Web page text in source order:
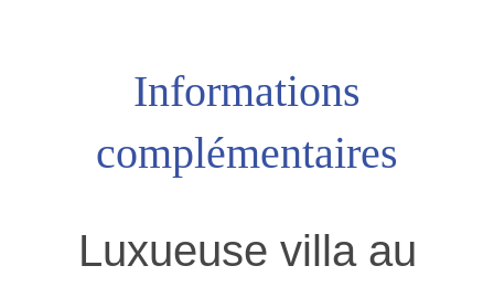
Informations
complémentaires
Luxueuse villa au